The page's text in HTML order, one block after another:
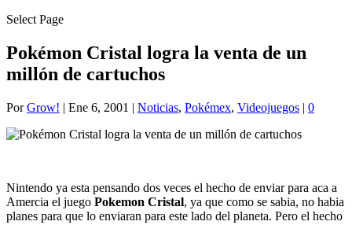
Select Page
Pokémon Cristal logra la venta de un
millón de cartuchos
PorGrow! | Ene 6, 2001 | Noticias, Pokémex, Videojuegos | 0
Nintendo ya esta pensando dos veces el hecho de enviar para aca a
Amercia el juego Pokemon Cristal, ya que como se sabia, no habia
planes para que lo enviaran para este lado del planeta. Pero el hecho